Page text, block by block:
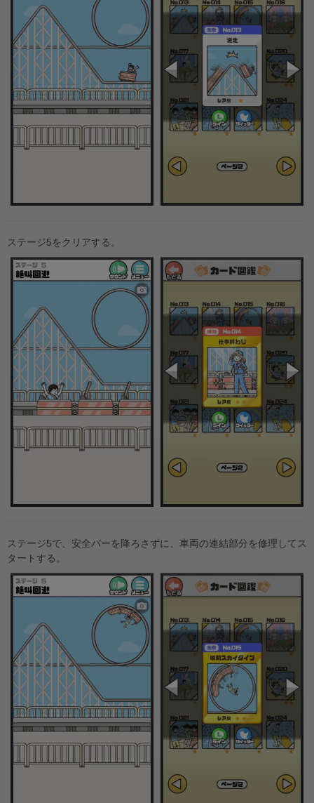
ステージ5をクリアする。
ステージ5で、安全バーを降ろさずに、車両の連結部分を修理してス
タートする。